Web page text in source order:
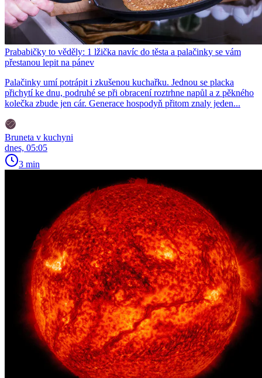
Prababičky to věděly: 1 lžička navíc do těsta a palačinky se vám
přestanou lepit na pánev
Palačinky umí potrápit i zkušenou kuchařku. Jednou se placka
přichytí ke dnu, podruhé se při obracení roztrhne napůl a z pěkného
kolečka zbude jen cár. Generace hospodyň přitom znaly jeden...
Bruneta v kuchyni
dnes, 05:05
3 min